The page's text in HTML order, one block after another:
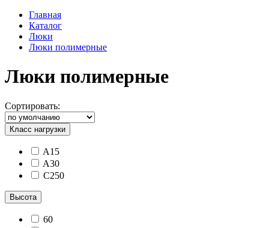
Главная
Каталог
Люки
Люки полимерные
Люки полимерные
Сортировать:
Класс нагрузки
A15
A30
C250
Высота
60